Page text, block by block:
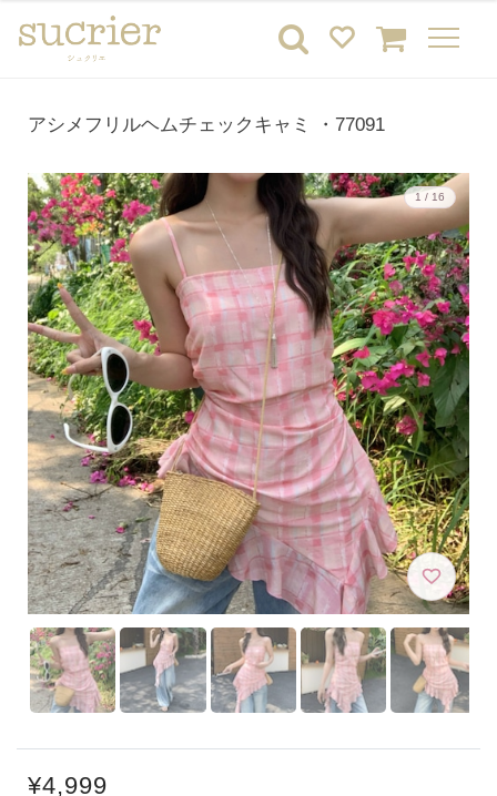
アシメフリルヘムチェックキャミ ・77091
1 / 16
¥4,999